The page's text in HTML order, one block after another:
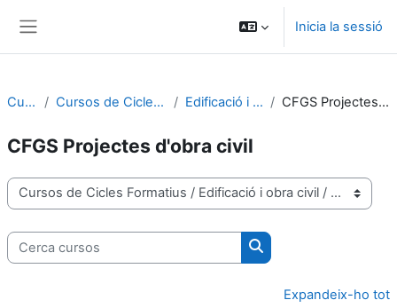
Inicia la sessió
Cursos Cursos de Cicles Formatius Edificació i obra civil CFGS Projectes d'obra civil
CFGS Projectes d'obra civil
Categories de cursos
Cerca cursos
Cerca cursos
Expandeix-ho tot